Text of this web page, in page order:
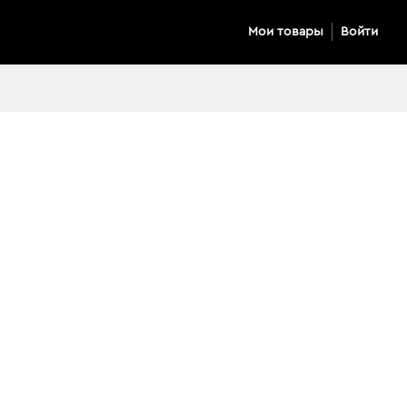
Мои товары Войти